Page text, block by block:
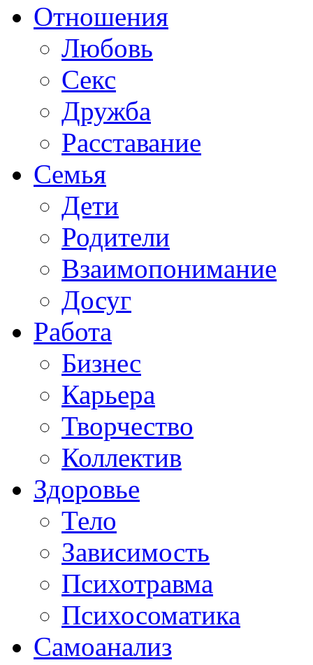
Отношения
Любовь
Секс
Дружба
Расставание
Семья
Дети
Родители
Взаимопонимание
Досуг
Работа
Бизнес
Карьера
Творчество
Коллектив
Здоровье
Тело
Зависимость
Психотравма
Психосоматика
Самоанализ